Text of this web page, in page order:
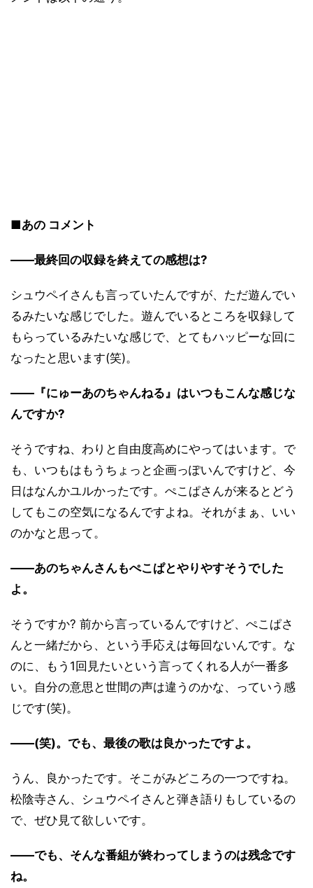
■あの コメント
――最終回の収録を終えての感想は?
シュウペイさんも言っていたんですが、ただ遊んでい
るみたいな感じでした。遊んでいるところを収録して
もらっているみたいな感じで、とてもハッピーな回に
なったと思います(笑)。
――『にゅーあのちゃんねる』はいつもこんな感じな
んですか?
そうですね、わりと自由度高めにやってはいます。で
も、いつもはもうちょっと企画っぽいんですけど、今
日はなんかユルかったです。ぺこぱさんが来るとどう
してもこの空気になるんですよね。それがまぁ、いい
のかなと思って。
――あのちゃんさんもぺこぱとやりやすそうでした
よ。
そうですか? 前から言っているんですけど、ぺこぱさ
んと一緒だから、という手応えは毎回ないんです。な
のに、もう1回見たいという言ってくれる人が一番多
い。自分の意思と世間の声は違うのかな、っていう感
じです(笑)。
――(笑)。でも、最後の歌は良かったですよ。
うん、良かったです。そこがみどころの一つですね。
松陰寺さん、シュウペイさんと弾き語りもしているの
で、ぜひ見て欲しいです。
――でも、そんな番組が終わってしまうのは残念です
ね。